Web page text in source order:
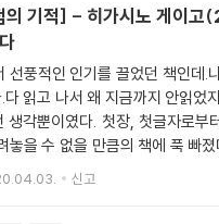
시대가 옵니다. 틀림없이 와요.
꼬는 듯한 말투에 반감을 가졌던
를 받고 인생의 커다란 전환점
는다. 고민 상담을 해주던 세 사
다. 결국 서로가 서로의 인생에 지
의 기적] - 히가시노 게이
선풍적인 인기를 끌었던 책인데.
읽고 나서 왜 지금까지 안읽었
생각뿐이였다. 첫장, 첫글자로부
놓을 수 없을 만큼의 책에 푹 빠
히가시노 게이고의 또 다른 면모를
신고